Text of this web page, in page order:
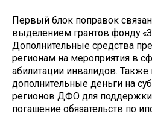
Первый блок поправок
выделением грантов фонду
Дополнительные средства
регионам на мероприятия в
абилитации инвалидов. Также
дополнительные деньги на
регионов ДФО для
погашение обязательств по